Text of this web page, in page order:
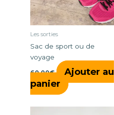
Les sorties
Sac de sport ou de
voyage
60,00€
Ajouter au
panier